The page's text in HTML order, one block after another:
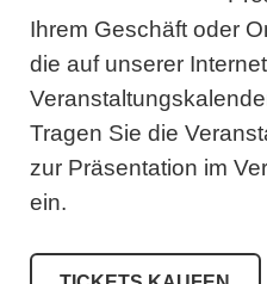
Ihrem Geschäft oder
die auf unserer
Tragen Sie die
zur Präsentation im
ein.